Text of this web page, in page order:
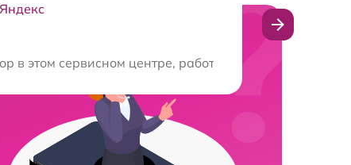
внимание каждой детали. Получил полное
Яндекс
в этом сервисном центре, работают на совесть!